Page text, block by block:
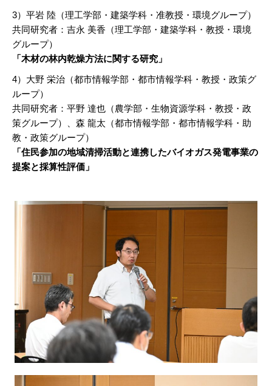
3）平岩 陸（理工学部・建築学科・准教授・環境グループ）
共同研究者：吉永 美香（理工学部・建築学科・教授・環境
グループ）
「木材の林内乾燥方法に関する研究」
4）大野 栄治（都市情報学部・都市情報学科・教授・政策グ
ループ）
共同研究者：平野 達也（農学部・生物資源学科・教授・政
策グループ）、森 龍太（都市情報学部・都市情報学科・助
教・政策グループ）
「住民参加の地域清掃活動と連携したバイオガス発電事業の
提案と採算性評価」